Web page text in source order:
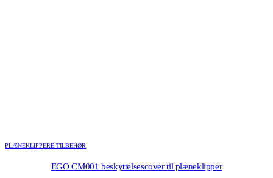
PLÆNEKLIPPERE TILBEHØR
EGO CM001 beskyttelsescover til plæneklipper